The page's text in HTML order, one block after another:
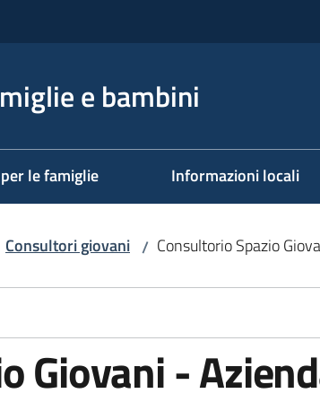
e bambini
le famiglie Informazioni locali
Consultori giovani / Consultorio Spazio
Giovani -